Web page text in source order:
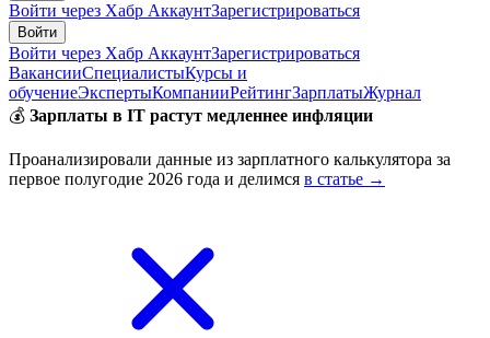
Войти через Хабр АккаунтЗарегистрироваться
Войти
Войти через Хабр АккаунтЗарегистрироваться
ВакансииСпециалистыКурсы и
обучениеЭкспертыКомпанииРейтингЗарплатыЖурнал
💰 Зарплаты в IT растут медленнее инфляции
Проанализировали данные из зарплатного калькулятора за
первое полугодие 2026 года и делимся в статье →